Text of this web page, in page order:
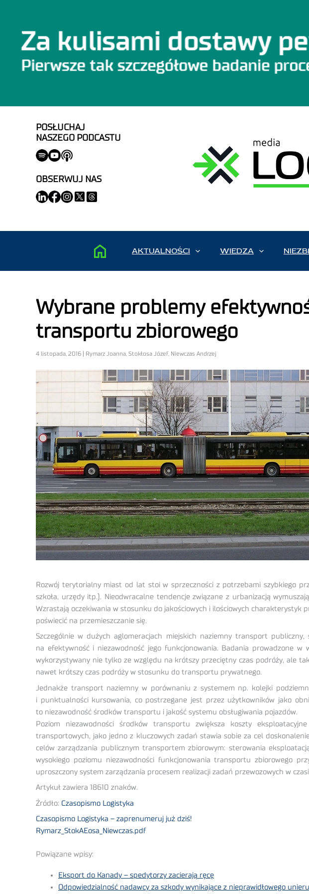
POSŁUCHAJ
NASZEGO PODCASTU
OBSERWUJ NAS
AKTUALNOŚCI WIEDZA
Wybrane problemy
transportu zbiorowego
4 listopada, 2016 | Rymarz Joanna, Stokłosa Józef, Niewczas Andrzej
Rozwój terytorialny miast od lat stoi w sprzeczności z potrzebami szybkiego
szkoła, urzędy itp.). Nieodwracalne tendencje związane z urbanizacją
Wzrastają oczekiwania w stosunku do jakościowych i ilościowych charakterystyk
poświecić na przemieszczanie się.
Szczególnie w dużych aglomeracjach miejskich naziemny transport
na efektywność i niezawodność jego funkcjonowania. Badania prowadzone
wykorzystywany nie tylko ze względu na krótszy przeciętny czas podróży, ale
nawet krótszy czas podróży w stosunku do transportu prywatnego.
Jednakże transport naziemny w porównaniu z systemem np. kolejki
i punktualności kursowania, co postrzegane jest przez użytkowników jako
to niezawodność środków transportu i jakość systemu obsługiwania pojazdów.
Poziom niezawodności środków transportu zwiększa koszty
transportowych, jako jedno z kluczowych zadań stawia sobie za cel
celów zarządzania publicznym transportem zbiorowym: sterowania
wysokiego poziomu niezawodności funkcjonowania transportu zbiorowego
uproszczony system zarządzania procesem realizacji zadań przewozowych w
Artykuł zawiera 18610 znaków.
Źródło: Czasopismo Logistyka
Czasopismo Logistyka – zaprenumeruj już dziś!
Rymarz_StokAEosa_Niewczas.pdf
Powiązane wpisy:
Eksport do Kanady – spedytorzy zacierają ręcę
Odpowiedzialność nadawcy za szkody wynikające z nieprawidłowego